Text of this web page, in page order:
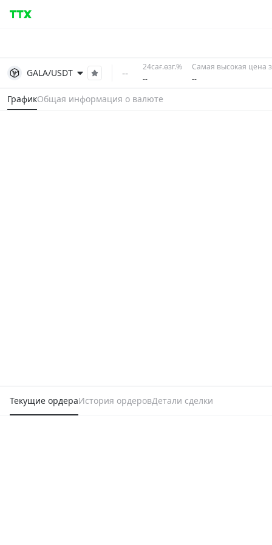
GALA/USDT --
24сағ.өзг.%
--
Самая высокая цена
--
ГрафикОбщая информация о валюте
Текущие ордераИстория ордеровДетали сделки